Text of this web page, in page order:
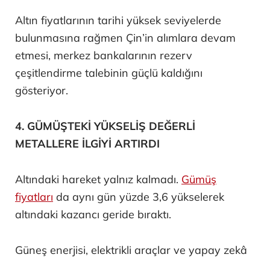
Altın fiyatlarının tarihi yüksek seviyelerde
bulunmasına rağmen Çin’in alımlara devam
etmesi, merkez bankalarının rezerv
çeşitlendirme talebinin güçlü kaldığını
gösteriyor.
4. GÜMÜŞTEKİ YÜKSELİŞ DEĞERLİ
METALLERE İLGİYİ ARTIRDI
Altındaki hareket yalnız kalmadı. Gümüş
fiyatları da aynı gün yüzde 3,6 yükselerek
altındaki kazancı geride bıraktı.
Güneş enerjisi, elektrikli araçlar ve yapay zekâ